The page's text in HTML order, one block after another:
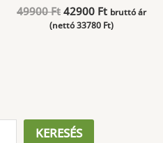
KERESÉS
49900Ft Original
price
42900 FtCurrent
price
bruttó ár
(nettó33780 Ft)